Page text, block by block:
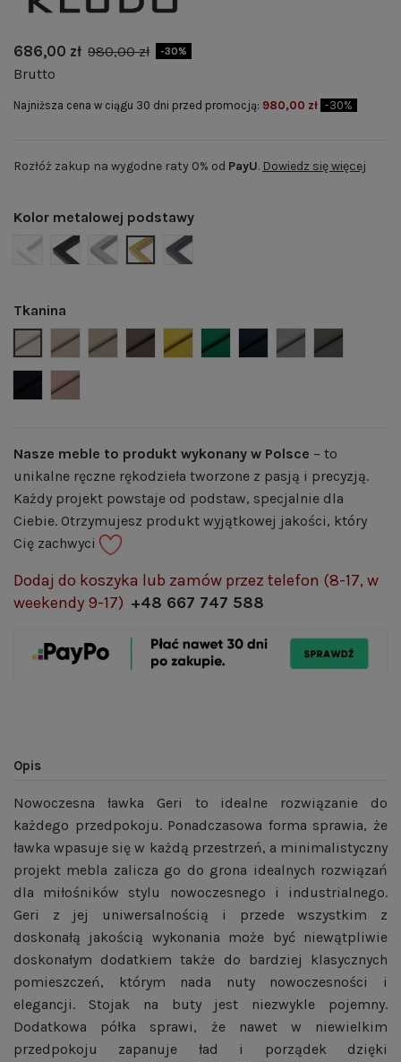
686,00 zł 980,00 zł -30%
Brutto
Najniższa cena w ciągu 30 dni przed promocją: 980,00 zł -30%
Rozłóż zakup na wygodne raty 0% od PayU. Dowiedz się więcej
Kolor metalowej podstawy
BIAŁY MAT | RAL 9003
CZARNY MAT | RAL 9005
SZARY MAT | RAL 7004
ZŁOTY POŁYSK | RAL 1036
GRAFITOWY MAT | RAL 7024
Tkanina
Welwet 02 - jasny beż
Welwet 03 - beż
Welwet 04 - ciemny beż
Welwet 05 - brąz
Welwet 07- musztardowy
Welwet 08 - butelkowa
Welwet 12 - granat
Welwet 14 -
Welwet 15
Welwet 16 - czarny
Welwet 22 - pudrowy róż
Nasze meble to produkt wykonany w Polsce – to
unikalne ręczne rękodzieła tworzone z pasją i precyzją.
Każdy projekt powstaje od podstaw, specjalnie dla
Ciebie. Otrzymujesz produkt wyjątkowej jakości, który
Cię zachwyci
Dodaj do koszyka lub zamów przez telefon (8-17, w
weekendy 9-17) +48 667 747 588
Opis
Nowoczesna ławka Geri to idealne rozwiązanie do
każdego przedpokoju. Ponadczasowa forma sprawia, że
ławka wpasuje się w każdą przestrzeń, a minimalistyczny
projekt mebla zalicza go do grona idealnych rozwiązań
dla miłośników stylu nowoczesnego i industrialnego.
Geri z jej uniwersalnością i przede wszystkim z
doskonałą jakością wykonania może być niewątpliwie
doskonałym dodatkiem także do bardziej klasycznych
pomieszczeń, którym nada nuty nowoczesności i
elegancji. Stojak na buty jest niezwykle pojemny.
Dodatkowa półka sprawi, że nawet w niewielkim
przedpokoju zapanuje ład i porządek dzięki